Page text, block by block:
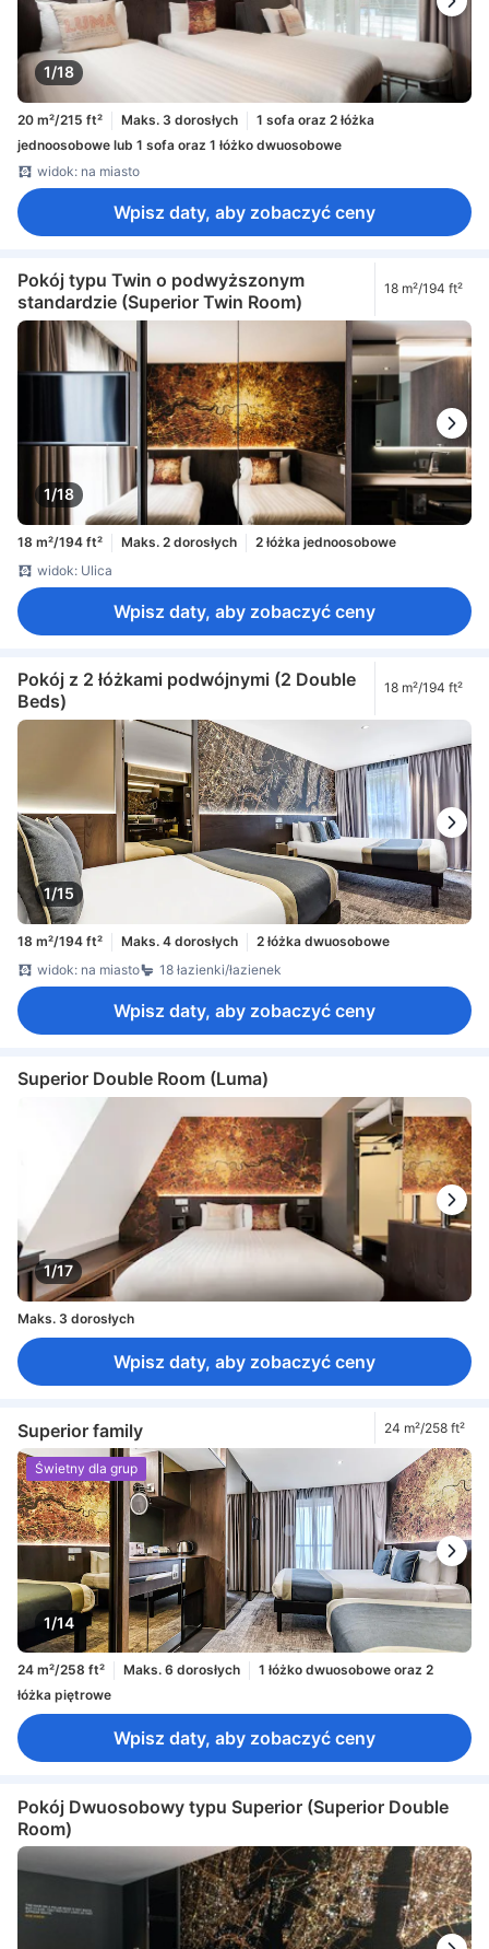
1/18
20 m²/215 ft² Maks. 3 dorosłych
1 sofa oraz 2 łóżka
jednoosobowe lub 1 sofa oraz 1 łóżko dwuosobowe
widok: na miasto
Wpisz daty, aby zobaczyć ceny
Pokój typu Twin o podwyższonym
standardzie (Superior Twin Room)
18 m²/194 ft²
1/18
18 m²/194 ft² Maks. 2 dorosłych
2 łóżka jednoosobowe
widok: Ulica
Wpisz daty, aby zobaczyć ceny
Pokój z 2 łóżkami podwójnymi (2 Double
Beds)
18 m²/194 ft²
1/15
18 m²/194 ft² Maks. 4 dorosłych
2 łóżka dwuosobowe
widok: na miasto
18 łazienki/łazienek
Wpisz daty, aby zobaczyć ceny
Superior Double Room (Luma)
1/17
Maks. 3 dorosłych
Wpisz daty, aby zobaczyć ceny
Superior family 24 m²/258 ft²
1/14
Świetny dla grup
24 m²/258 ft² Maks. 6 dorosłych
1 łóżko dwuosobowe oraz 2
łóżka piętrowe
Wpisz daty, aby zobaczyć ceny
Pokój Dwuosobowy typu Superior (Superior Double
Room)